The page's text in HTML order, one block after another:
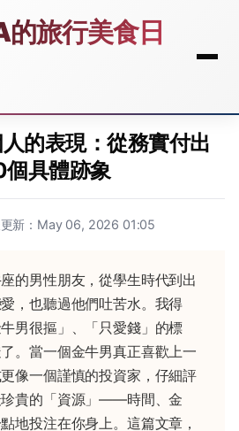
旅行美食日
的表現：從務實付出
具體跡象
新：May 06, 2026 01:05
的男性朋友，從學生時代到出
，也聽過他們吐苦水。我得
男很摳」、「只愛錢」的標
。當一個金牛男真正喜歡上一
像一個謹慎的投資家，仔細評
珍貴的「資源」——時間、金
地投注在你身上。這篇文章，